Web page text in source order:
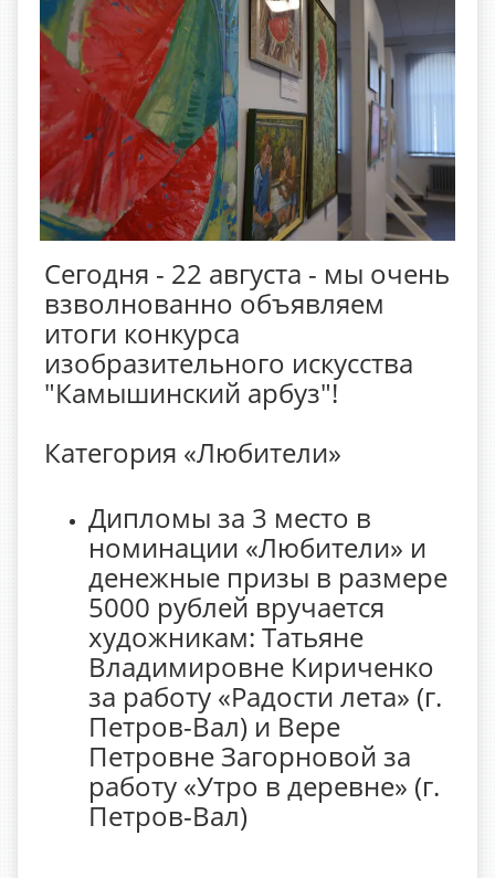
Сегодня - 22 августа - мы очень
взволнованно объявляем
итоги конкурса
изобразительного искусства
"Камышинский арбуз"!
Категория «Любители»
Дипломы за 3 место в
номинации «Любители» и
денежные призы в размере
5000 рублей вручается
художникам: Татьяне
Владимировне Кириченко
за работу «Радости лета» (г.
Петров-Вал) и Вере
Петровне Загорновой за
работу «Утро в деревне» (г.
Петров-Вал)